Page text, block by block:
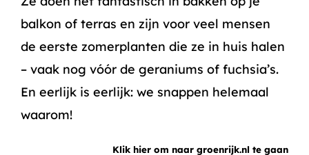
balkon of terras en zijn voor veel mensen
de eerste zomerplanten die ze in huis halen
– vaak nog vóór de geraniums of fuchsia’s.
En eerlijk is eerlijk: we snappen helemaal
waarom!
Klik hier om naar groenrijk.nl te gaan